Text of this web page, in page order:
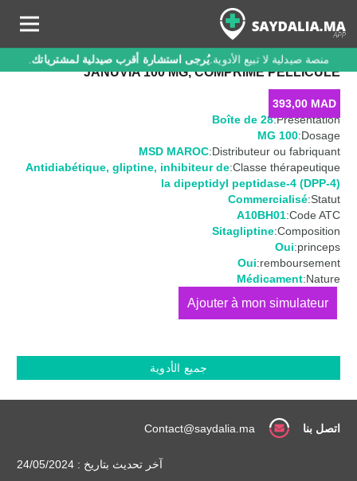
منصة صيدلية لا تبيع الأدوية.يُرجى استشارة أقرب صيدلية لمشترياتك.
JANUVIA 100 MG, COMPRIMÉ PELLICULÉ
393,00 MAD
Présentation:
Boîte de 28
Dosage:
100 MG
Distributeur ou fabriquant:
MSD MAROC
Classe thérapeutique:
Antidiabétique, gliptine, inhibiteur de
la dipeptidyl peptidase-4 (DPP-4)
Statut:
Commercialisé
Code ATC:
A10BH01
Composition:
Sitagliptine
princeps:
Oui
remboursement:
Oui
Nature:
Médicament
كمية
MG,
جميع الأدوية
اتصل بنا Contact@saydalia.ma
آخر تحديث بتاريخ : 24/05/2024